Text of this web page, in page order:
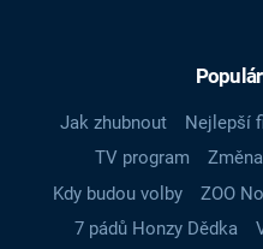
Jak zhubnout Nejlepší
TV program
Kdy budou volby
ZOO
7 pádů Honzy Dědka